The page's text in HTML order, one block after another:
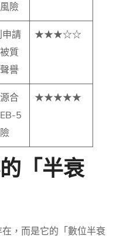
險
申請
質
譽
★★★☆☆
合
5
★★★★★
「半衰
，而是它的「數位半衰